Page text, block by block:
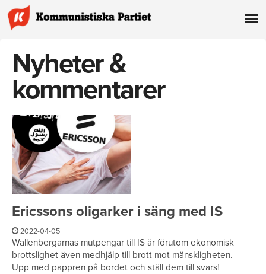
Nyheter &
kommentarer
Ericssons oligarker i säng med IS
2022-04-05
Wallenbergarnas mutpengar till IS är förutom ekonomisk
brottslighet även medhjälp till brott mot mänskligheten.
Upp med pappren på bordet och ställ dem till svars!